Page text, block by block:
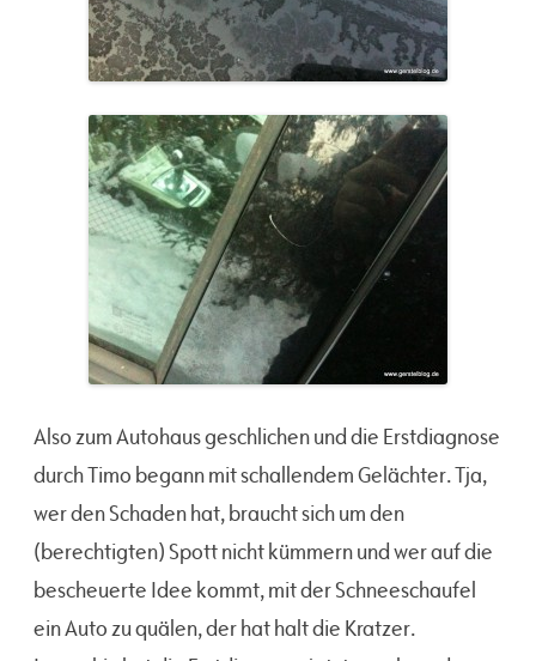
Also zum Autohaus geschlichen und die Erstdiagnose
durch Timo begann mit schallendem Gelächter. Tja,
wer den Schaden hat, braucht sich um den
(berechtigten) Spott nicht kümmern und wer auf die
bescheuerte Idee kommt, mit der Schneeschaufel
ein Auto zu quälen, der hat halt die Kratzer.